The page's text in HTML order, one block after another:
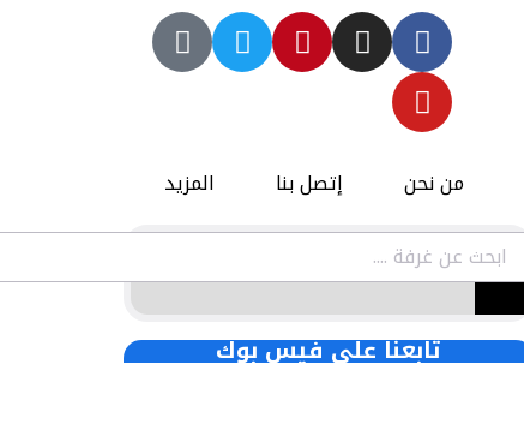
من نحن إتصل بنا المزيد
تابعنا علي فيس بوك